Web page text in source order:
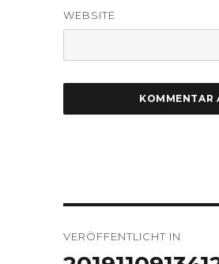
WEBSITE
VERÖFFENTLICHT IN